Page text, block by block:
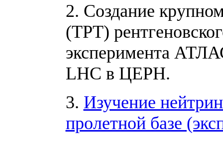
2. Создание
(ТРТ)
эксперимента
LHC в ЦЕРН.
3. Изучение
пролетной базе